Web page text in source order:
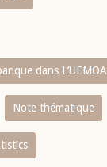
dans L‘UEMOA
Note thématique